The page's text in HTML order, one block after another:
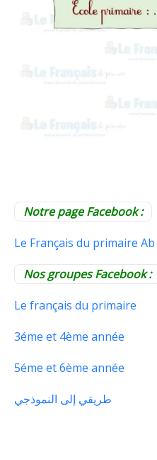
Notre page Facebook :
Le Français du primaire Ab
Nos groupes Facebook :
Le français du primaire
3éme et 4ème année
5éme et 6ème année